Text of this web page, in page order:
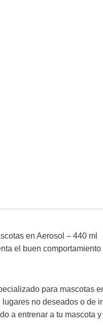
en Aerosol – 440 ml
el buen
para mascotas
no deseados o de
a entrenar a tu mascota